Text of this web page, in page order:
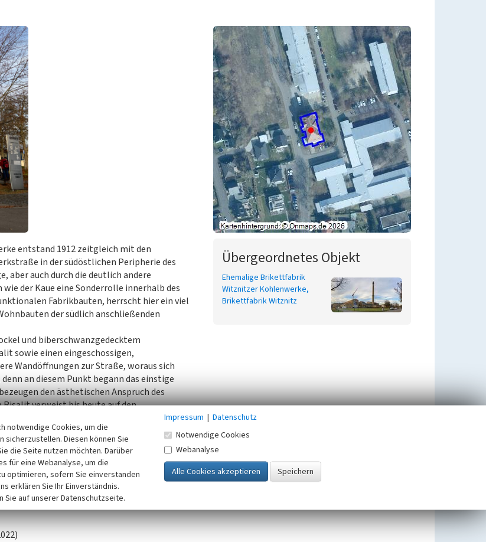
entstand 1912 zeitgleich mit den
in der südöstlichen Peripherie des
aber auch durch die deutlich andere
der Kaue eine Sonderrolle innerhalb des
Fabrikbauten, herrscht hier ein viel
der südlich anschließenden
und biberschwanzgedecktem
sowie einen eingeschossigen,
Wandöffnungen zur Straße, woraus sich
an diesem Punkt begann das einstige
den ästhetischen Anspruch des
Risalit verweist bis heute auf den
die verwalterische Nutzung im Objekt
Jahren konnte es erhalten werden.
Brikettfabrik Witznitz stellt es ein
diesem Zusammenhang besonders, da es nicht
vielen weiteren baulichen Anlagen abstellt,
vielfältigen Infrastruktur bis hin zum
Übergeordnetes Objekt
Ehemalige Brikettfabrik
Witznitzer Kohlenwerke,
Brikettfabrik Witznitz
notwendige Cookies, um die
Diesen können Sie
die Seite nutzen möchten. Darüber
für eine Webanalyse, um die
optimieren, sofern Sie einverstanden
erklären Sie Ihr Einverständnis.
Sie auf unserer Datenschutzseite.
Impressum | Datenschutz
Notwendige Cookies
Webanalyse